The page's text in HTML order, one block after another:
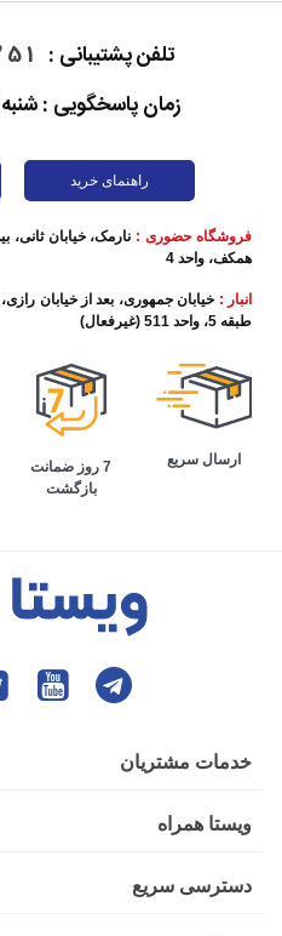
تلفن پشتیبانی :
زمان پاسخگویی : شنبه تا
راهنمای خرید
فروشگاه حضوری : نارمک، خیابان ثانی،
همکف، واحد 4
انبار : خیابان جمهوری، بعد از خیابان
طبقه 5، واحد 511 (غیرفعال)
ارسال سریع
7 روز ضمانت
بازگشت
خدمات مشتریان
ویستا همراه
دسترسی سریع